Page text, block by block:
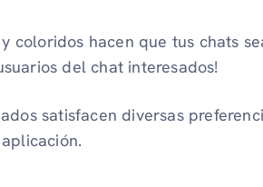
coloridos hacen que tus chats
del chat interesados!
satisfacen diversas